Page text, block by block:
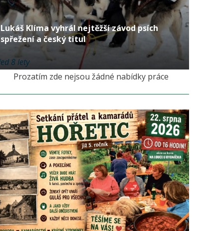
Lukáš Klíma vyhrál nejtěžší závod psích
spřežení a český titul
8 lety
Prozatím zde nejsou žádné nabídky práce